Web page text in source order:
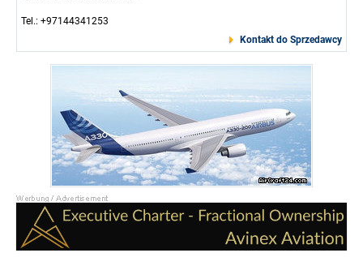
Tel.: +97144341253
Kontakt do Sprzedawcy